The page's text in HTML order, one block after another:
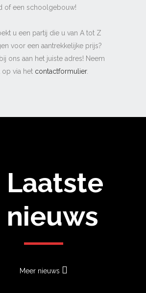
of een schoolgebouw!
u een partij die u van A tot Z
voor een aantrekkelijke prijs?
ons aan het juiste adres! Neem
op via het contactformulier.
Laatste
nieuws
Meer nieuws